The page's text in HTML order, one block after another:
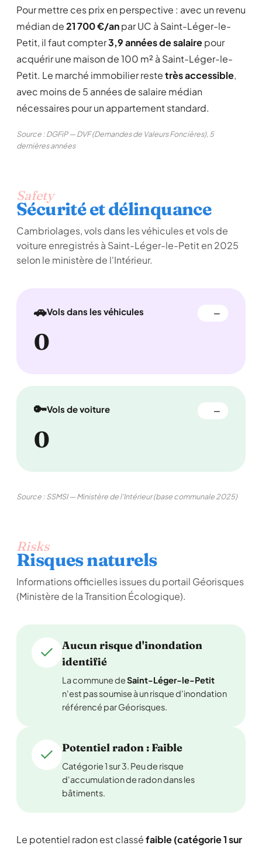
Pour mettre ces prix en perspective : avec un revenu
médian de21 700 €/anpar UC à Saint-Léger-le-
Petit, il faut compter3,9 années de salairepour
acquérir une maison de 100 m² à Saint-Léger-le-
Petit. Le marché immobilier restetrès accessible,
avec moins de 5 années de salaire médian
nécessaires pour un appartement standard.
Source : DGFiP — DVF (Demandes de Valeurs Foncières), 5
dernières années
Safety
Sécurité et délinquance
Cambriolages, vols dans les véhicules et vols de
voiture enregistrés à Saint-Léger-le-Petit en 2025
selon le ministère de l'Intérieur.
🚗Vols dans les véhicules —
0
🔑Vols de voiture —
0
Source : SSMSI — Ministère de l'Intérieur (base communale 2025)
Risks
Risques naturels
Informations officielles issues du portail Géorisques
(Ministère de la Transition Écologique).
Aucun risque d'inondation
identifié
La commune deSaint-Léger-le-Petit
n'est pas soumise à un risque d'inondation
référencé par Géorisques.
Potentiel radon : Faible
Catégorie 1 sur 3. Peu de risque
d'accumulation de radon dans les
bâtiments.
Le potentiel radon est classéfaible (catégorie 1 sur